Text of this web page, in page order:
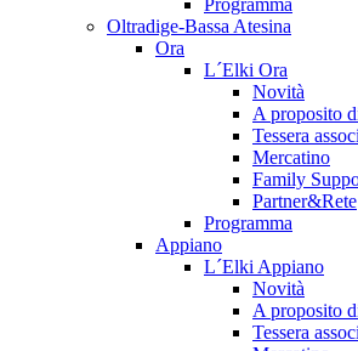
Programma
Oltradige-Bassa Atesina
Ora
L´Elki Ora
Novità
A proposito
Tessera
Mercatino
Family
Partner&Rete
Programma
Appiano
L´Elki Appiano
Novità
A proposito
Tessera